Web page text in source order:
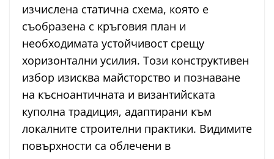
изчислена статична схема, която е
съобразена с кръговия план и
необходимата устойчивост срещу
хоризонтални усилия. Този конструктивен
избор изисква майсторство и познаване
на късноантичната и византийската
куполна традиция, адаптирани към
локалните строителни практики. Видимите
повърхности са облечени в